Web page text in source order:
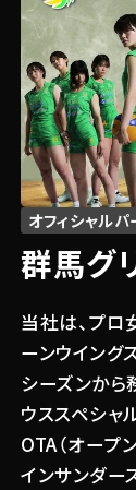
オフィシャルパ
群馬グ
当社は、プロ
ーンウイング
シーズンから
ウススペシャ
OTA（オープ
インサンダー